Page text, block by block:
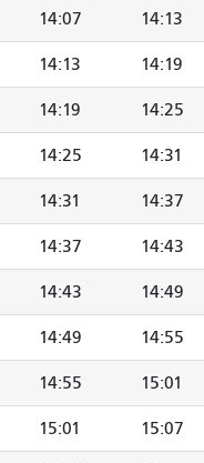
14:07 14:13
14:13 14:19
14:19 14:25
14:25 14:31
14:31 14:37
14:37 14:43
14:43 14:49
14:49 14:55
14:55 15:01
15:01 15:07